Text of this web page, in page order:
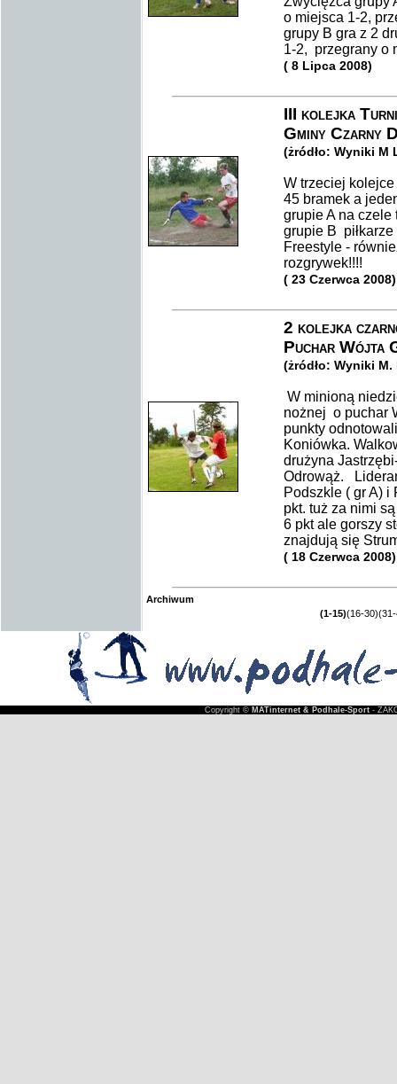
o miejsca 1-2,
grupy B gra z 2
1-2,
( 8 Lipca 2008)
III kolejka
Gminy Czarny
(żródło: Wyniki M
W trzeciej
45 bramek a
grupie A na
grupie B
Freestyle -
rozgrywek!!!!
( 23 Czerwca 2008)
2 kolejka
Puchar Wójta
(żródło: Wyniki M.
W minioną
nożnej o puchar
punkty
Koniówka.
drużyna
Odrowąż.
Podszkle ( gr A) i
pkt. tuż za nimi
6 pkt ale gorszy
znajdują się
( 18 Czerwca 2008)
Archiwum
(1-15)(16-30)
Copyright © MATinternet & Podhale-Sport-